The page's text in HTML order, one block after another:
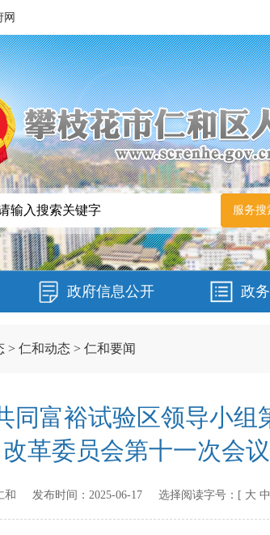
网
政府信息公开 政
> 仁和动态 > 仁和要闻
同富裕试验区领导小组
改革委员会第十一次会
和 发布时间： 2025-06-17选择阅读字号：[ 大 中